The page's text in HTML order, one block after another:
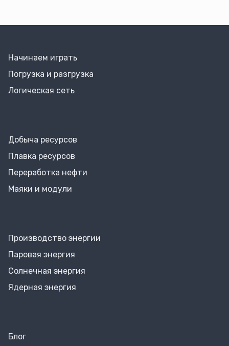
Начинаем играть
Погрузка и разгрузка
Логическая сеть
Добыча ресурсов
Плавка ресурсов
Переработка нефти
Маяки и модули
Производство энергии
Паровая энергия
Солнечная энергия
Ядерная энергия
Блог